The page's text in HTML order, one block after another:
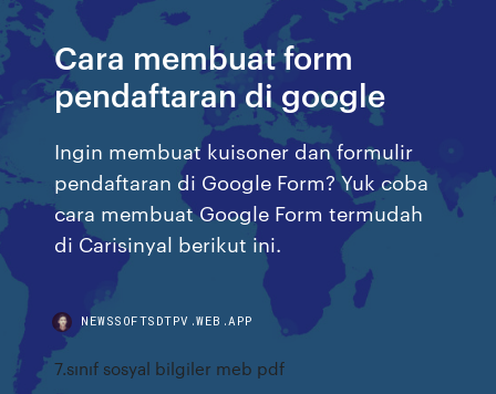
Cara membuat form
pendaftaran di google
Ingin membuat kuisoner dan formulir
pendaftaran di Google Form? Yuk coba
cara membuat Google Form termudah
di Carisinyal berikut ini.
NEWSSOFTSDTPV.WEB.APP
7.sınıf sosyal bilgiler meb pdf